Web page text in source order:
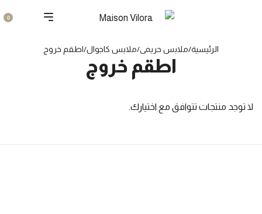
0
الرئيسية/ملابس حريمى/ملابس كاجوال/اطقم خروج
اطقم خروج
لا توجد منتجات تتوافق مع اختيارك.